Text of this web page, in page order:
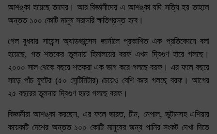
আশঙ্কা হয়েছে তাদের। আর বিজ্ঞানীদের এ আশঙ্কা যদি সত্যি হয় তাহলে
অন্তত ১০০ কোটি মানুষ সরাসরি ক্ষতিগ্রস্ত হবে।
গেল বুধবার সায়েন্স অ্যাডভান্সেস জার্নালে প্রকাশিত এক প্রতিবেদনে বলা
হয়েছে, গত শতকের তুলনায় হিমালয়ের বরফ এখন দ্বিগুণ হারে গলছে।
২০০০ সাল থেকে বছরে শতকরা এক ভাগ করে গলছে বরফ। এর ফলে বছরে
সাড়ে পাঁচ ফুটের (৫০ সেন্টিমিটার) চেয়েও বেশি করে গলছে বরফ। আগের
২৫ বছরের তুলনায় দ্বিগুণ হারে গলছে বরফ।
বিজ্ঞানীরা আশঙ্কা করছেন, এর ফলে ভারত, চীন, নেপাল, ভুটানসহ এশিয়ার
কয়েকটি দেশের অন্তত ১০০ কোটি মানুষের জন্য পানির সংকট দেখা দিতে